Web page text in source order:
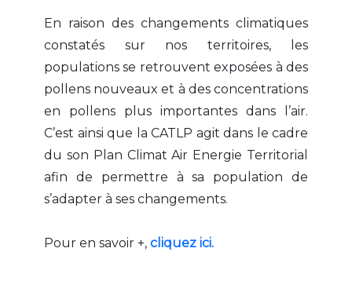
En raison des changements climatiques
constatés sur nos territoires, les
populations se retrouvent exposées à des
pollens nouveaux et à des concentrations
en pollens plus importantes dans l’air.
C’est ainsi que la CATLP agit dans le cadre
du son Plan Climat Air Energie Territorial
afin de permettre à sa population de
s’adapter à ses changements.
Pour en savoir +, cliquez ici.